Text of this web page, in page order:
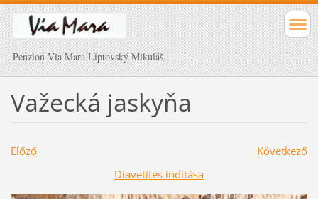
Penzion Via Mara Liptovský Mikuláš
Važecká jaskyňa
Előző
Következő
Diavetítés indítása